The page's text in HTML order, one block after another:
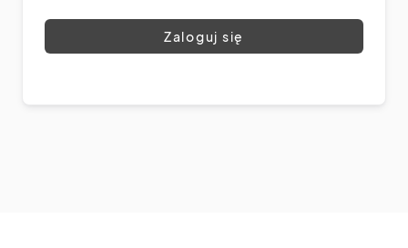
Zaloguj się